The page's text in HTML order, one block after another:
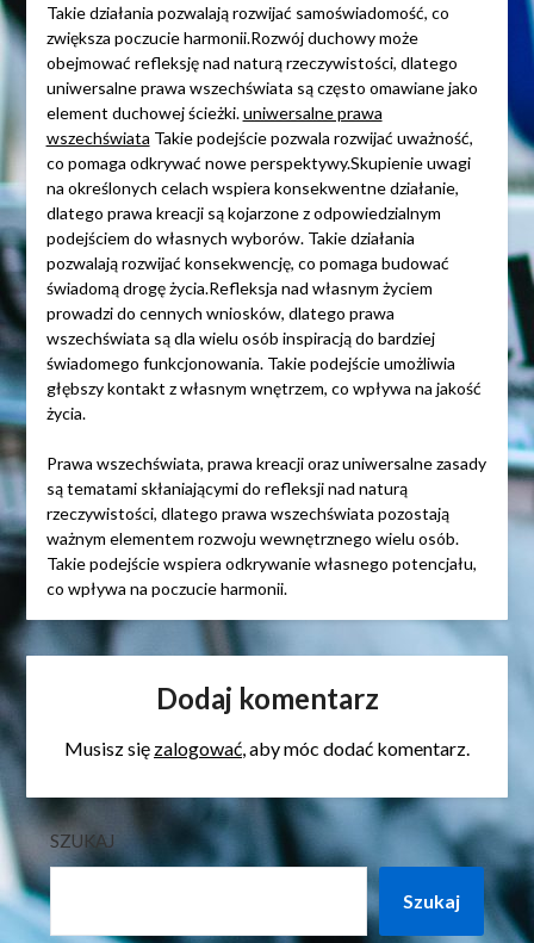
Takie działania pozwalają rozwijać samoświadomość, co
zwiększa poczucie harmonii.Rozwój duchowy może
obejmować refleksję nad naturą rzeczywistości, dlatego
uniwersalne prawa wszechświata są często omawiane jako
element duchowej ścieżki.uniwersalne prawa
wszechświata Takie podejście pozwala rozwijać uważność,
co pomaga odkrywać nowe perspektywy.Skupienie uwagi
na określonych celach wspiera konsekwentne działanie,
dlatego prawa kreacji są kojarzone z odpowiedzialnym
podejściem do własnych wyborów. Takie działania
pozwalają rozwijać konsekwencję, co pomaga budować
świadomą drogę życia.Refleksja nad własnym życiem
prowadzi do cennych wniosków, dlatego prawa
wszechświata są dla wielu osób inspiracją do bardziej
świadomego funkcjonowania. Takie podejście umożliwia
głębszy kontakt z własnym wnętrzem, co wpływa na jakość
życia.
Prawa wszechświata, prawa kreacji oraz uniwersalne zasady
są tematami skłaniającymi do refleksji nad naturą
rzeczywistości, dlatego prawa wszechświata pozostają
ważnym elementem rozwoju wewnętrznego wielu osób.
Takie podejście wspiera odkrywanie własnego potencjału,
co wpływa na poczucie harmonii.
Dodaj komentarz
Musisz się zalogować, aby móc dodać komentarz.
SZUKAJ
Szukaj